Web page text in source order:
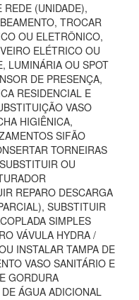
REDE (UNIDADE),
TROCAR
OU ELETRÔNICO,
ELÉTRICO OU
LUMINÁRIA OU SPOT
DE PRESENÇA,
RESIDENCIAL E
VASO
HIGIÊNICA,
SIFÃO
TORNEIRAS
OU
REPARO DESCARGA
SUBSTITUIR
SIMPLES
VÁVULA HYDRA /
INSTALAR TAMPA DE
VASO SANITÁRIO E
GORDURA
ÁGUA ADICIONAL